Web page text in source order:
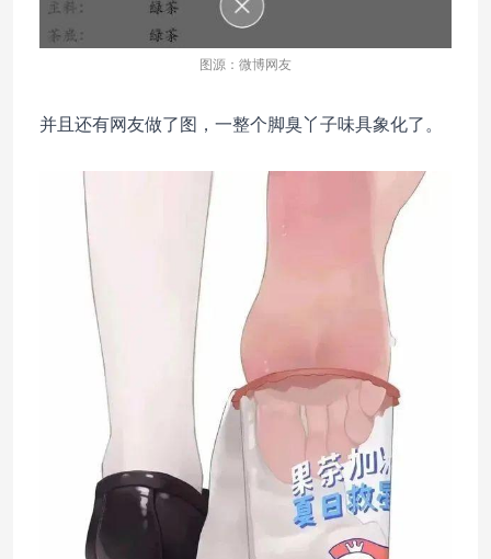
图源：微博网友
并且还有网友做了图，一整个脚臭丫子味具象化了。